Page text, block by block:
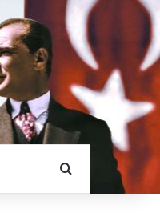
Arama Yapın